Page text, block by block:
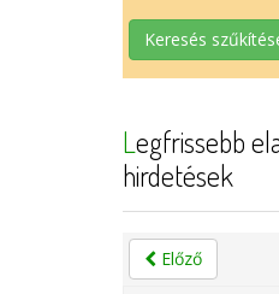
Keresés
Legfrissebb
hirdetések
Előző